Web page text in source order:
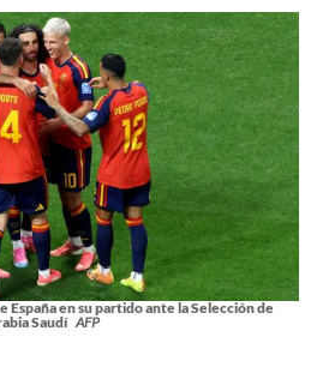
España en su partido ante la Selección de
Saudí AFP